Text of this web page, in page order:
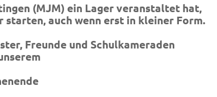
(MJM) ein Lager veranstaltet hat,
auch wenn erst in kleiner Form.
Freunde und Schulkameraden